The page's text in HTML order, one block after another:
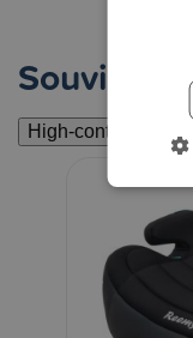
Související
High-contrast mode